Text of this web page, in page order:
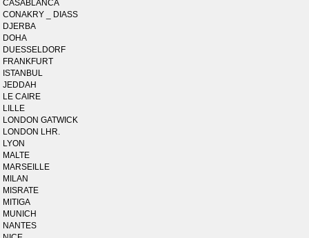
CASABLANCA
CONAKRY _ DIASS
DJERBA
DOHA
DUESSELDORF
FRANKFURT
ISTANBUL
JEDDAH
LE CAIRE
LILLE
LONDON GATWICK
LONDON LHR.
LYON
MALTE
MARSEILLE
MILAN
MISRATE
MITIGA
MUNICH
NANTES